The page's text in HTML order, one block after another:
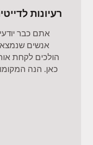
רעיונות
אתם כבר
אנשים
הולכים לקחת
כאן. הנה